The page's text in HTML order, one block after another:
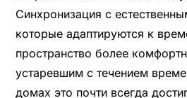
Синхронизация с
которые адаптируются к
пространство более
устаревшим с течением
домах это почти всегда